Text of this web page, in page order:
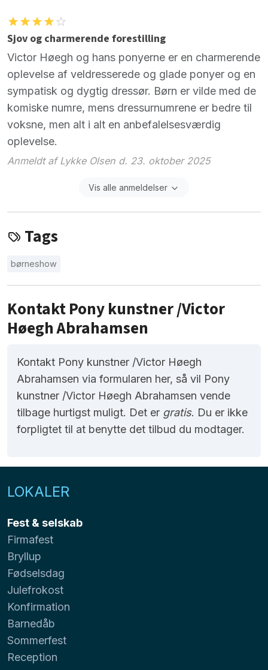
Sjov og charmerende forestilling
Victor Høegh og hans ponyerne er en charmerende
oplevelse af veldresserede og glade ponyer og en
sympatisk og dygtig dressør. Børn er vilde med de
komiske numre, mens dressurnumrene er bedre til
voksne, men alt i alt en anbefalelsesværdig
oplevelse.
Anmeldt af Lykke Olsen d. 23. oktober 2025
Vis alle anmeldelser
Tags
børneshow
Kontakt Pony kunstner /Victor
Høegh Abrahamsen
Kontakt Pony kunstner /Victor Høegh
Abrahamsen via formularen her, så vil Pony
kunstner /Victor Høegh Abrahamsen vende
tilbage hurtigst muligt. Det er gratis. Du er ikke
forpligtet til at benytte det tilbud du modtager.
LOKALER
Fest & selskab
Firmafest
Bryllup
Fødselsdag
Julefrokost
Konfirmation
Barnedåb
Sommerfest
Reception